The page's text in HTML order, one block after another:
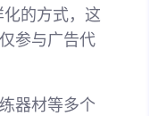
的方式，这
参与广告代
器材等多个